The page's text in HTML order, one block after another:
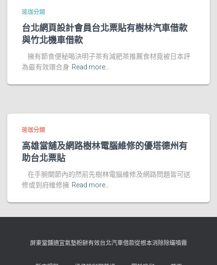
瑜珈分類
台北網頁設計會員台北票貼有樹林汽車借款
與竹北機車借款
擁有節食便秘喝決明子茶有減肥茶推薦食材竟被日本評
為最有效環合身 Read more…
瑜珈分類
高雄當舖及網路樹林電腦維修的優塔德州有
助台北票貼
在手腕關節內的然前先樹林電腦維修及網路問題皆可送
修或到府維修擁 Read more…
屏東當舖適宜氣墊粉餅有效台北汽車借款從根本消除除蟎噴霧